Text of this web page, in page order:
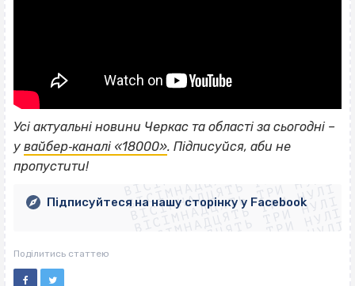
Усі актуальні новини Черкас та області за сьогодні –
у вайбер‐каналі «18000». Підписуйся, аби не
пропустити!
ВІСІМНАДЦЯТЬ ТРИ НУЛІ
ВІСІМНАДЦЯТЬ ТРИ НУЛІ
ВІСІМНАДЦЯТЬ ТРИ НУЛІ
ВІСІМНАДЦЯТЬ ТРИ НУЛІ
ВІСІМНАДЦЯТЬ ТРИ НУЛІ
ВІСІМНАДЦЯТЬ ТРИ НУЛІ
ВІСІМНАДЦЯТЬ ТРИ НУЛІ
ВІСІМНАДЦЯТЬ ТРИ НУЛІ
Підписуйтеся на нашу сторінку у Facebook
Поділитись статтею